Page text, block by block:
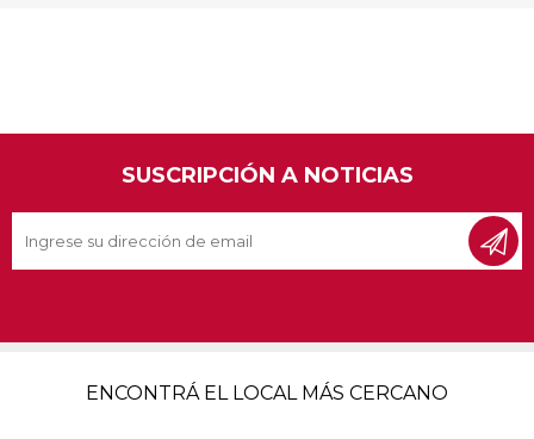
SUSCRIPCIÓN A NOTICIAS
ENCONTRÁ EL LOCAL MÁS CERCANO